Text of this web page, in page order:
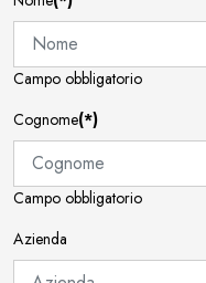
Campo obbligatorio
Cognome(*)
Campo obbligatorio
Azienda